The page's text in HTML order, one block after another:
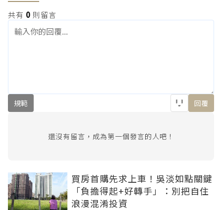
共有 0 則留言
規範 回覆
還沒有留言，成為第一個發言的人吧！
買房首購先求上車！吳淡如點關鍵
「負擔得起+好轉手」：別把自住
浪漫混淆投資